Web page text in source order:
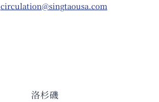
circulation@singtaousa.com
洛杉磯